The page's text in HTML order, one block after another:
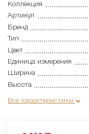
Коллекция
Артикул
Бренд
Тип
Цвет
Единица измерения
Ширина
Высота
Все характеристики